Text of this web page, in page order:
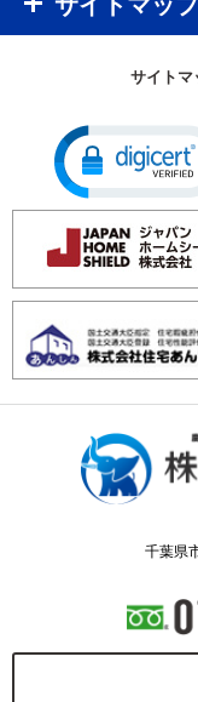
サイトマ
千葉県